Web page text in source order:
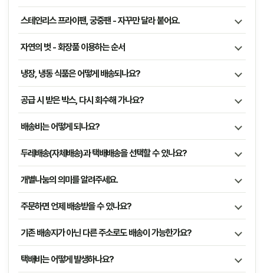
스테인리스 프라이팬, 궁중팬 - 자꾸만 달라 붙어요.
자연의 벗 - 화장품 이용하는 순서
냉장, 냉동 식품은 어떻게 배송되나요?
공급 시 받은 박스, 다시 회수해 가나요?
배송비는 어떻게 되나요?
두레배송(자체배송)과 택배배송을 선택할 수 있나요?
개별나눔의 의미를 알려주세요.
주문하면 언제 배송받을 수 있나요?
기존 배송지가 아닌 다른 주소로도 배송이 가능한가요?
택배비는 어떻게 발생하나요?